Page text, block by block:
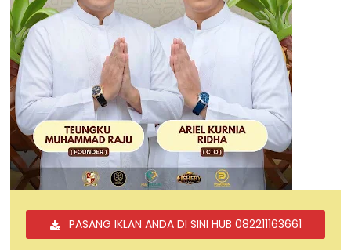
PASANG IKLAN ANDA DI SINI HUB 082211163661